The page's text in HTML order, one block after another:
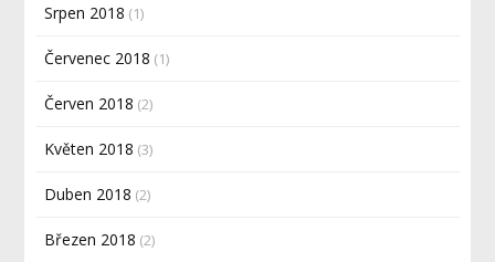
Srpen 2018 (1)
Červenec 2018 (1)
Červen 2018 (2)
Květen 2018 (3)
Duben 2018 (2)
Březen 2018 (2)